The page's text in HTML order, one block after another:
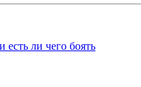
есть ли чего боять